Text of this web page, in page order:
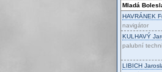
Mladá
HAVRÁNEK
navigátor
KULHAVÝ
palubní
LIBICH